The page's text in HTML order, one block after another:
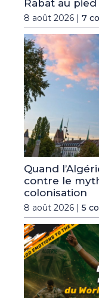
Rabat au
8 août 2026 | 7
Quand
contre le
colonisation
8 août 2026 | 5